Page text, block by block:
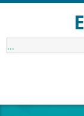
...1:00 am